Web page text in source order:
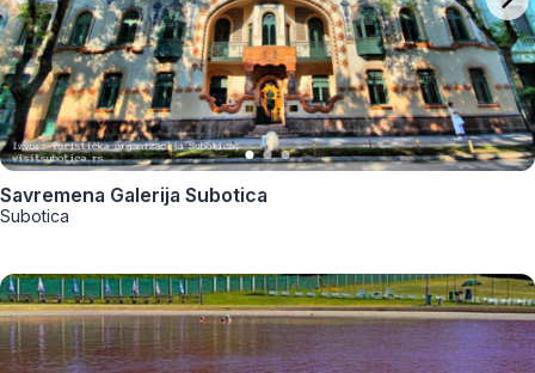
Savremena Galerija Subotica
Subotica